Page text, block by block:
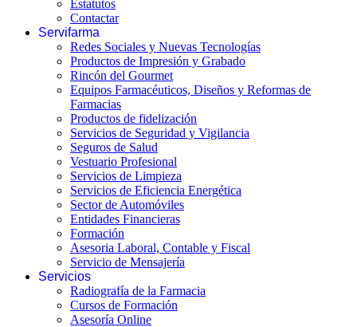
Estatutos
Contactar
Servifarma
Redes Sociales y Nuevas Tecnologías
Productos de Impresión y Grabado
Rincón del Gourmet
Equipos Farmacéuticos, Diseños y Reformas de
Farmacias
Productos de fidelización
Servicios de Seguridad y Vigilancia
Seguros de Salud
Vestuario Profesional
Servicios de Limpieza
Servicios de Eficiencia Energética
Sector de Automóviles
Entidades Financieras
Formación
Asesoria Laboral, Contable y Fiscal
Servicio de Mensajería
Servicios
Radiografía de la Farmacia
Cursos de Formación
Asesoría Online